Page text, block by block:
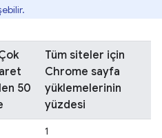
50
Tüm siteler için
Chrome sayfa
yüklemelerinin
yüzdesi
1